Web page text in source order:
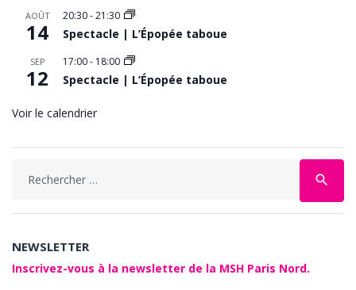
AOÛT
14
20:30-21:30
Spectacle | L’Épopée taboue
SEP
12
17:00- 18:00
Spectacle | L’Épopée taboue
Voir le calendrier
search
NEWSLETTER
Inscrivez-vous à la newsletter de la MSH Paris Nord.